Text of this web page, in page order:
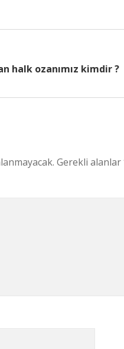
halk ozanımız kimdir ?
Gerekli alanlar